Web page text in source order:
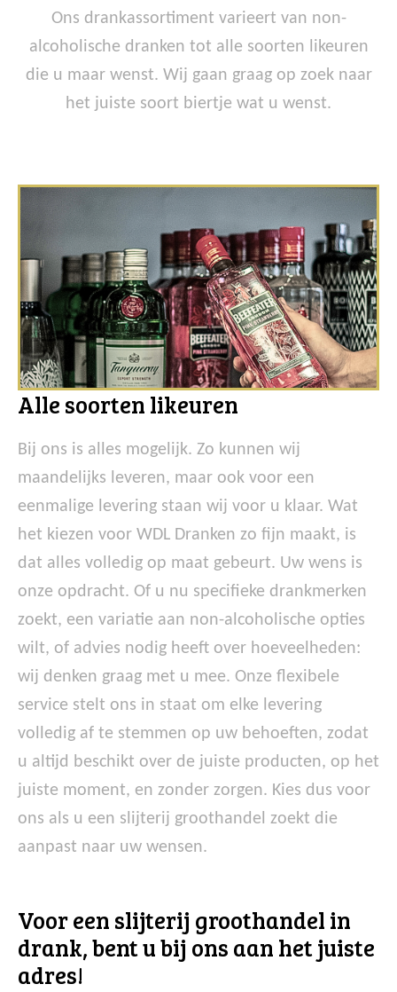
Ons drankassortiment varieert van non-
alcoholische dranken tot alle soorten likeuren
die u maar wenst. Wij gaan graag op zoek naar
het juiste soort biertje wat u wenst.
Alle soorten likeuren
Bij ons is alles mogelijk. Zo kunnen wij
maandelijks leveren, maar ook voor een
eenmalige levering staan wij voor u klaar. Wat
het kiezen voor WDL Dranken zo fijn maakt, is
dat alles volledig op maat gebeurt. Uw wens is
onze opdracht. Of u nu specifieke drankmerken
zoekt, een variatie aan non-alcoholische opties
wilt, of advies nodig heeft over hoeveelheden:
wij denken graag met u mee. Onze flexibele
service stelt ons in staat om elke levering
volledig af te stemmen op uw behoeften, zodat
u altijd beschikt over de juiste producten, op het
juiste moment, en zonder zorgen. Kies dus voor
ons als u een slijterij groothandel zoekt die
aanpast naar uw wensen.
Voor een slijterij groothandel in
drank, bent u bij ons aan het juiste
adres!